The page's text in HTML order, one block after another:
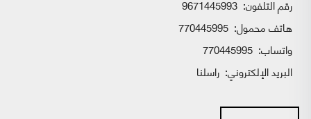
رقم التلفون: 9671445993
هاتف محمول: 770445995
واتساب:
البريد الإلكتروني: راسلنا